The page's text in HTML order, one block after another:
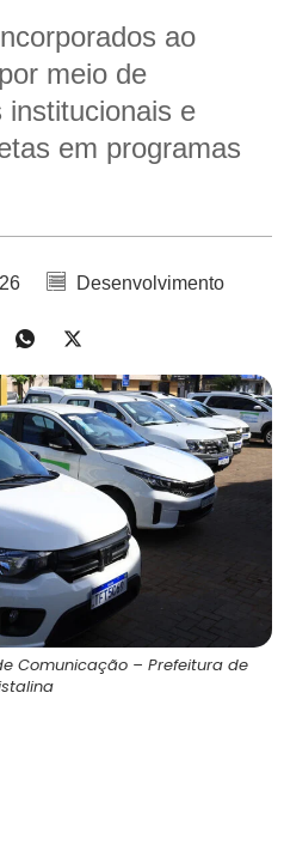
ao
meio de
institucionais e
em programas
Desenvolvimento
Comunicação – Prefeitura de